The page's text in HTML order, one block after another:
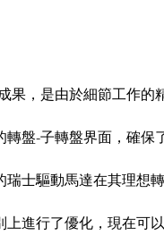
果，是由於細節工作的
盤-子轉盤界面，確保
士驅動馬達在其理想
進行了優化，現在可